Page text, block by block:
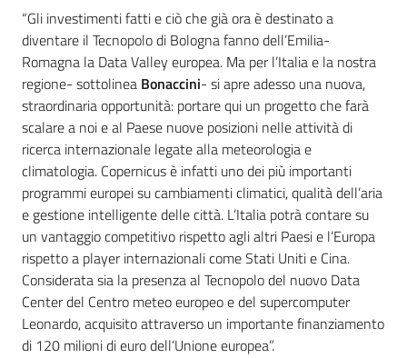
“Gli investimenti fatti e ciò che già ora è destinato a
diventare il Tecnopolo di Bologna fanno dell’Emilia-
Romagna la Data Valley europea. Ma per l’Italia e la nostra
regione- sottolinea Bonaccini- si apre adesso una nuova,
straordinaria opportunità: portare qui un progetto che farà
scalare a noi e al Paese nuove posizioni nelle attività di
ricerca internazionale legate alla meteorologia e
climatologia. Copernicus è infatti uno dei più importanti
programmi europei su cambiamenti climatici, qualità dell’aria
e gestione intelligente delle città. L’Italia potrà contare su
un vantaggio competitivo rispetto agli altri Paesi e l’Europa
rispetto a player internazionali come Stati Uniti e Cina.
Considerata sia la presenza al Tecnopolo del nuovo Data
Center del Centro meteo europeo e del supercomputer
Leonardo, acquisito attraverso un importante finanziamento
di 120 milioni di euro dell’Unione europea”.